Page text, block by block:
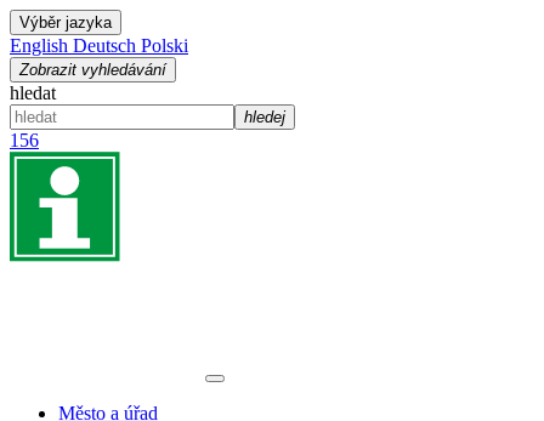
Výběr jazyka
English Deutsch Polski
Zobrazit vyhledávání
hledat
hledej
156
Město a úřad